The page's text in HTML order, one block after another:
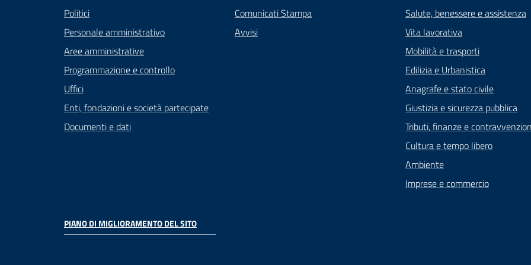
Politici
Personale amministrativo
Aree amministrative
Programmazione e controllo
Uffici
Enti, fondazioni e società partecipate
Documenti e dati
Comunicati Stampa
Avvisi
Salute, benessere e assistenza
Vita lavorativa
Mobilità e trasporti
Edilizia e Urbanistica
Anagrafe e stato civile
Giustizia e sicurezza pubblica
Tributi, finanze e
Cultura e tempo libero
Ambiente
Imprese e commercio
PIANO DI MIGLIORAMENTO DEL SITO